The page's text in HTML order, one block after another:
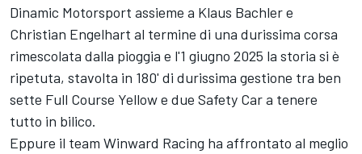
Dinamic Motorsport assieme a Klaus Bachler e
Christian Engelhart al termine di una durissima corsa
rimescolata dalla pioggia e l'1 giugno 2025 la storia si è
ripetuta, stavolta in 180' di durissima gestione tra ben
sette Full Course Yellow e due Safety Car a tenere
tutto in bilico.
Eppure il team Winward Racing ha affrontato al meglio